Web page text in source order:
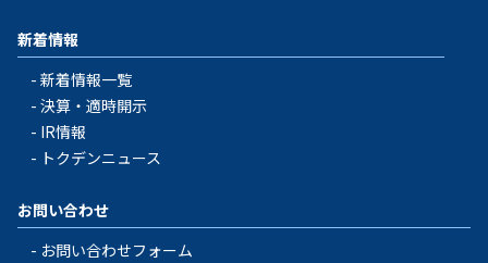
新着情報
新着情報一覧
決算・適時開示
IR情報
トクデンニュース
お問い合わせ
お問い合わせフォーム